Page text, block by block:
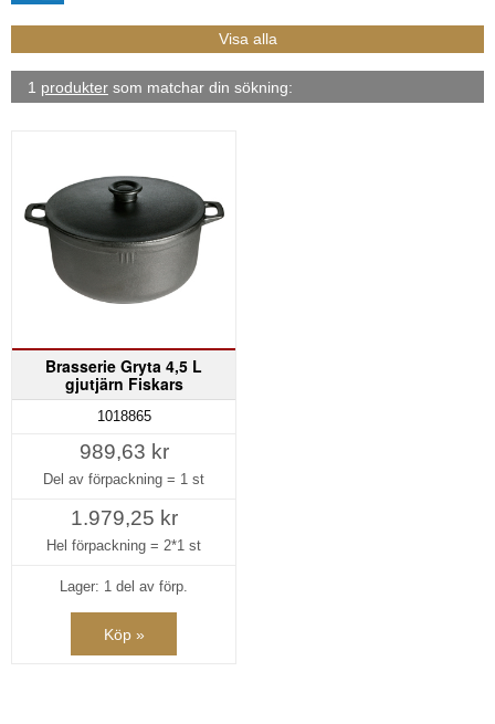
1 produkter som matchar din sökning:
Brasserie Gryta 4,5 L
gjutjärn Fiskars
1018865
989,63 kr
Del av förpackning = 1 st
1.979,25 kr
Hel förpackning = 2*1 st
Lager: 1 del av förp.
Köp »